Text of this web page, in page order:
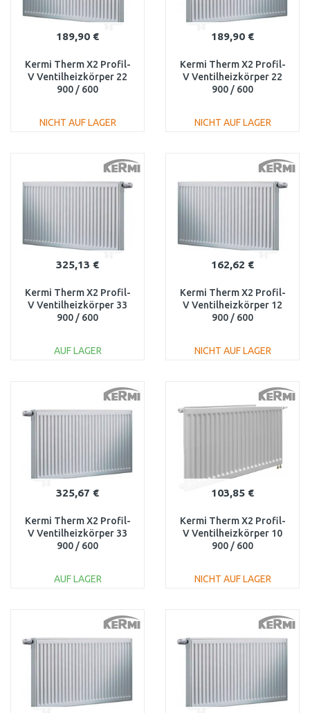
189,90 €
Kermi Therm X2 Profil-
V Ventilheizkörper 22
900 / 600
NICHT AUF LAGER
189,90 €
Kermi Therm X2 Profil-
V Ventilheizkörper 22
900 / 600
NICHT AUF LAGER
325,13 €
Kermi Therm X2 Profil-
V Ventilheizkörper 33
900 / 600
AUF LAGER
162,62 €
Kermi Therm X2 Profil-
V Ventilheizkörper 12
900 / 600
NICHT AUF LAGER
Vergleichen
325,67 €
Kermi Therm X2 Profil-
V Ventilheizkörper 33
900 / 600
AUF LAGER
103,85 €
Kermi Therm X2 Profil-
V Ventilheizkörper 10
900 / 600
NICHT AUF LAGER